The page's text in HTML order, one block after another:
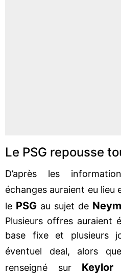
Le PSG repousse
D’après les
échanges auraient eu lieu
le PSG au sujet de
Plusieurs offres auraient
base fixe et plusieurs
éventuel deal, alors
renseigné sur Keylor